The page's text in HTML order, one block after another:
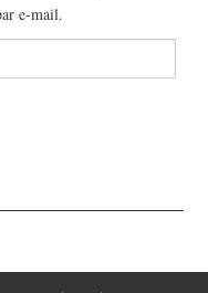
e-mail.